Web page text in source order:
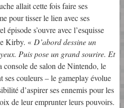
allait cette fois faire ses
pour tisser le lien avec ses
épisode s’ouvre avec l’esquisse
Kirby. « D’abord dessine un
Puis pose un grand sourire. Et
console de salon de Nintendo, le
ses couleurs – le gameplay évolue
d’aspirer ses ennemis pour les
de leur emprunter leurs pouvoirs.